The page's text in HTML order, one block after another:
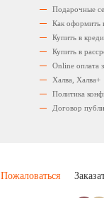
Подарочные
Как оформить
Купить в
Купить в
Оnline оплата
Халва, Халва+
Политика
Договор
Пожаловаться